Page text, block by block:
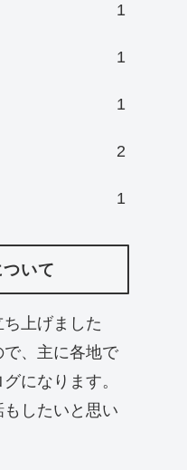
1
1
1
2
1
いて
上げました
、主に各地で
になります。
したいと思い